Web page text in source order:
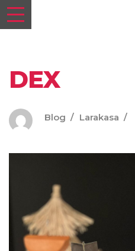
DEX
Blog Larakasa